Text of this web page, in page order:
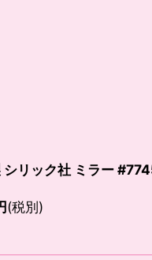
シリック社 ミラー
(税別)